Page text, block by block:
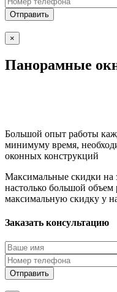
×
Панорамные
Большой опыт работы
минимуму время,
оконных конструкций
Максимальные скидки на
настолько большой объем
максимальную скидку у
Заказать консультацию